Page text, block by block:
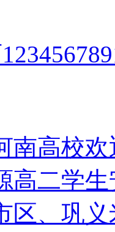
123456789
南高校
高二学
区、巩